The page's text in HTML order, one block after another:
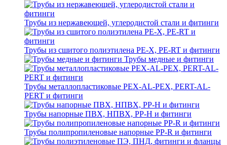
Трубы из нержавеющей, углеродистой стали и фитинги
Трубы из сшитого полиэтилена PE-X, PE-RT и фитинги
Трубы медные и фитинги
Трубы металлопластиковые PEX-AL-PEX, PERT-AL-
PERT и фитинги
Трубы напорные ПВХ, НПВХ, PP-H и фитинги
Трубы полипропиленовые напорные PP-R и фитинги